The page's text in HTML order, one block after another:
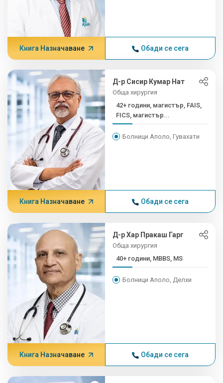
Книга Назначаване Обади се сега
Д-р Сисир Кумар Нат
Обща хирургия
42+ години, магистър, FAIS,
FICS, магистър...
Болници Аполо, Гувахати
Книга Назначаване Обади се сега
Д-р Хар Пракаш Гарг
Обща хирургия
40+ години, MBBS, MS
Болници Аполо, Делхи
Книга Назначаване Обади се сега